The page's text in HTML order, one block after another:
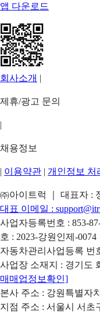
앱 다운로드
회사소개 |
제휴/광고 문의
|
채용정보
| 이용약관 | 개인정보 처
㈜아이트럭 ｜ 대표자 :
대표 이메일 :
사업자등록번호 : 853-
호 : 2023-강원인제-0074
자동차관리사업등록 번
사업장 소재지 : 경기도
매매업정보확인]
본사 주소 : 강원특별자
지점 주소 : 서울시 서초